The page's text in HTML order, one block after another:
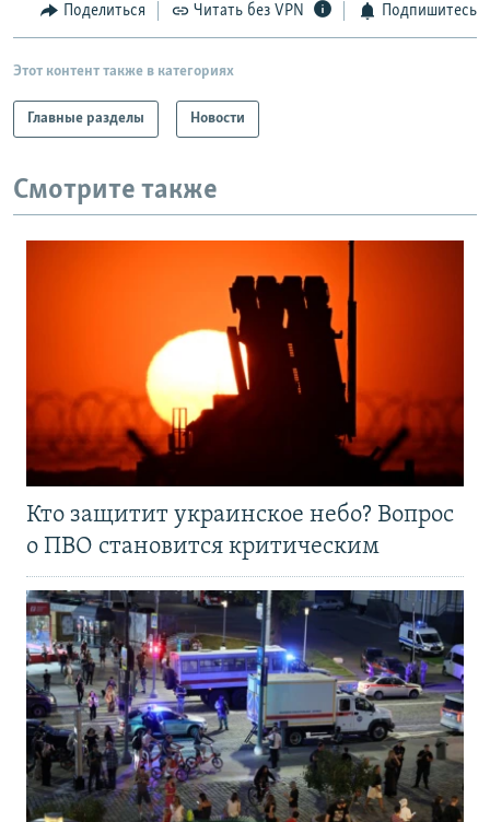
Поделиться Читать без VPN Подпишитесь
Этот контент также в категориях
Главные разделы Новости
Смотрите также
Кто защитит украинское небо? Вопрос
о ПВО становится критическим